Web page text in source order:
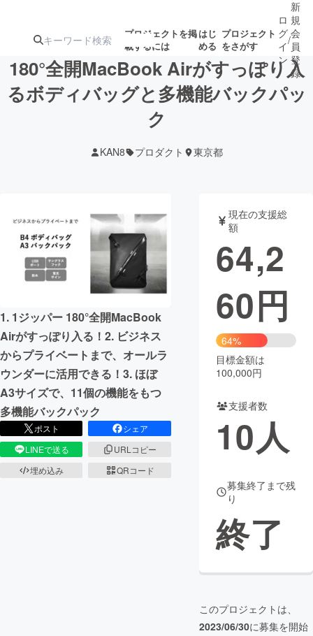
プロジェクトを掲
載するには
はじ
める
プロジェクト
をさがす
注目の新着プロ
テクノロジー・ガジェット
映像・映画 書籍・雑誌
チャレンジ
まちづくり・地域活性化
CAMPFIRE for Social Good
CAMPFIRE Creation
CAMPFIREふるさと納税
コミュニティ
ロ
グ
イ
ン
/
新
規
会
員
登
録
180°全開MacBook Airがすっぽり入
るボディバッグと多機能バックパッ
ク
KAN8 プロダクト 東京都
1. 1ジッパー 180°全開MacBook
Airがすっぽり入る！2. ビジネス
からプライベートまで、オールラ
ウンダーに活用できる！3. ほぼ
A3サイズで、11個の機能をもつ
多機能バックパック
ポスト
シェア
LINEで送る
URLコピー
埋め込み
QRコード
現在の支援総
額
64,2
60円
64%
目標金額は
100,000円
支援者数
10人
募集終了まで残
り
終了
このプロジェクトは、
2023/06/30に募集を開始